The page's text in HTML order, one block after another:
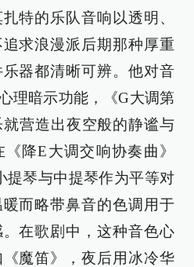
特的乐队音响以透明、
求浪漫派后期那种厚重
器都清晰可辨。他对音
理暗示功能，《G大调第
营造出夜空般的静谧与
降E大调交响协奏曲》
提琴与中提琴作为平等对
而略带鼻音的色调用于
在歌剧中，这种音色心
魔笛》，夜后用冰冷华